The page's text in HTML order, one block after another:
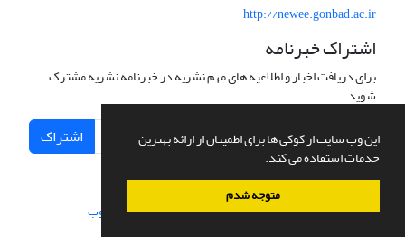
این وب سایت از کوکی ها برای اطمینان از ارائه بهترین
خدمات استفاده می کند.
متوجه شدم
http://newee.gonbad.ac.ir
اشتراک خبرنامه
برای دریافت اخبار و اطلاعیه های مهم نشریه در خبرنامه نشریه مشترک
شوید.
اشتراک
سامانه مدیریت نشریات علمی.طراحی و پیاده سازی از سیناوب